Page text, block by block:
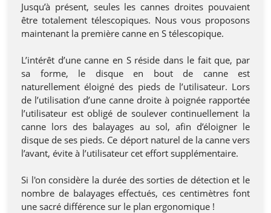
Jusqu’à présent, seules les cannes droites pouvaient
être totalement télescopiques. Nous vous proposons
maintenant la première canne en S télescopique.
L’intérêt d’une canne en S réside dans le fait que, par
sa forme, le disque en bout de canne est
naturellement éloigné des pieds de l’utilisateur. Lors
de l’utilisation d’une canne droite à poignée rapportée
l’utilisateur est obligé de soulever continuellement la
canne lors des balayages au sol, afin d’éloigner le
disque de ses pieds. Ce déport naturel de la canne vers
l’avant, évite à l’utilisateur cet effort supplémentaire.
Si l'on considère la durée des sorties de détection et le
nombre de balayages effectués, ces centimètres font
une sacré différence sur le plan ergonomique !